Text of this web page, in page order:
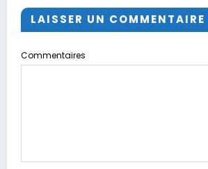
LAISSER UN COMMENTAIRE
Commentaires